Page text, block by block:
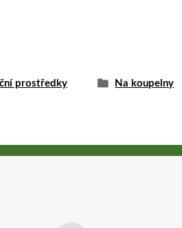
prostředky Na koupelny